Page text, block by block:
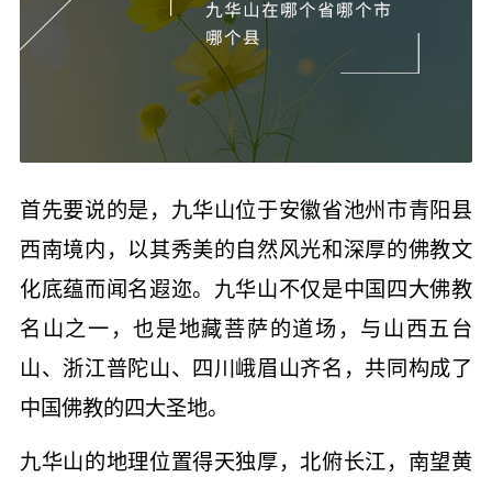
首先要说的是，九华山位于安徽省池州市青阳县
西南境内，以其秀美的自然风光和深厚的佛教文
化底蕴而闻名遐迩。九华山不仅是中国四大佛教
名山之一，也是地藏菩萨的道场，与山西五台
山、浙江普陀山、四川峨眉山齐名，共同构成了
中国佛教的四大圣地。
九华山的地理位置得天独厚，北俯长江，南望黄